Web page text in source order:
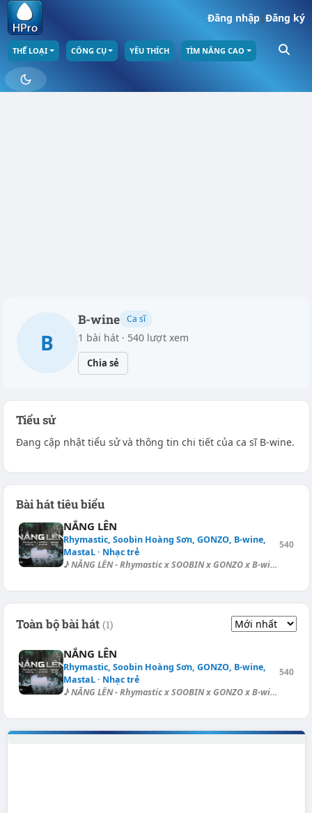
Đăng nhập|Đăng ký
THỂ LOẠI CÔNG CỤ YÊU THÍCH TÌM NÂNG CAO
B
B-wine Ca sĩ
1 bài hát · 540 lượt xem
Chia sẻ
Tiểu sử
Đang cập nhật tiểu sử và thông tin chi tiết của ca sĩ B-wine.
Bài hát tiêu biểu
NẮNG LÊN
Rhymastic, Soobin Hoàng Sơn, GONZO, B-wine,
MastaL · Nhạc trẻ
♪ NẮNG LÊN - Rhymastic x SOOBIN x GONZO x B-wine x MastaL Nắng lên rực [...
540
Toàn bộ bài hát (1)
NẮNG LÊN
Rhymastic, Soobin Hoàng Sơn, GONZO, B-wine,
MastaL · Nhạc trẻ
♪ NẮNG LÊN - Rhymastic x SOOBIN x GONZO x B-wine x MastaL Nắng lên rực [...
540